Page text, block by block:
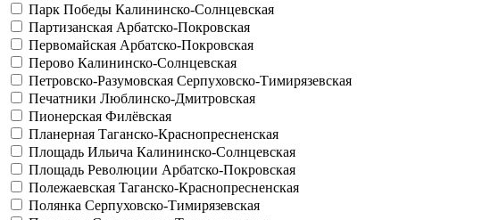
Парк Победы Калининско-Солнцевская
Партизанская Арбатско-Покровская
Первомайская Арбатско-Покровская
Перово Калининско-Солнцевская
Петровско-Разумовская Серпуховско-Тимирязевская
Печатники Люблинско-Дмитровская
Пионерская Филёвская
Планерная Таганско-Краснопресненская
Площадь Ильича Калининско-Солнцевская
Площадь Революции Арбатско-Покровская
Полежаевская Таганско-Краснопресненская
Полянка Серпуховско-Тимирязевская